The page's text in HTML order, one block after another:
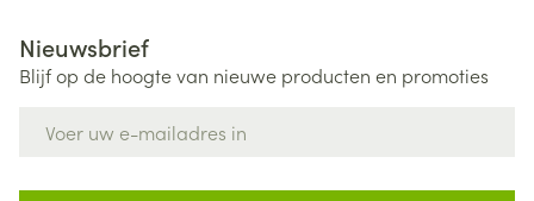
Nieuwsbrief
Blijf op de hoogte van nieuwe producten en promoties